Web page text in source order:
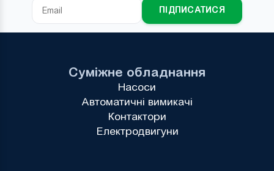
ПІДПИСАТИСЯ
Суміжне обладнання
Насоси
Автоматичні вимикачі
Контактори
Електродвигуни